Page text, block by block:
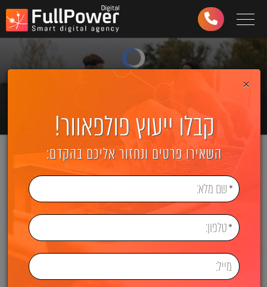
Toggle navigation
03-
6499-
997 ×
קבלו ייעוץ פולפאוור!
השאירו פרטים ונחזור אליכם בהקדם: